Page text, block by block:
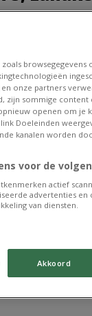
zoals
onze partners
zijn sommige
openen om je
Doeleinden
kanalen worden
voor de
actief
advertenties
van diensten.
Akkoord